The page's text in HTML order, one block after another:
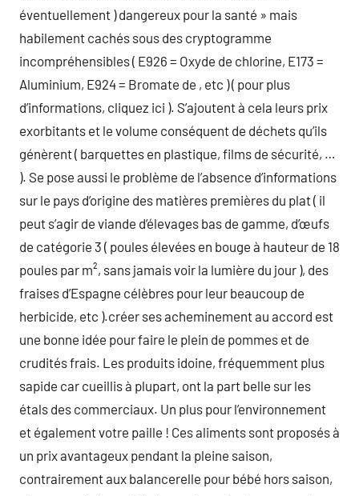
éventuellement ) dangereux pour la santé » mais
habilement cachés sous des cryptogramme
incompréhensibles ( E926 = Oxyde de chlorine, E173 =
Aluminium, E924 = Bromate de , etc ) ( pour plus
d’informations, cliquez ici ). S’ajoutent à cela leurs prix
exorbitants et le volume conséquent de déchets qu’ils
génèrent ( barquettes en plastique, films de sécurité, …
). Se pose aussi le problème de l’absence d’informations
sur le pays d’origine des matières premières du plat ( il
peut s’agir de viande d’élevages bas de gamme, d’œufs
de catégorie 3 ( poules élevées en bouge à hauteur de 18
poules par m², sans jamais voir la lumière du jour ), des
fraises d’Espagne célèbres pour leur beaucoup de
herbicide, etc ).créer ses acheminement au accord est
une bonne idée pour faire le plein de pommes et de
crudités frais. Les produits idoine, fréquemment plus
sapide car cueillis à plupart, ont la part belle sur les
étals des commerciaux. Un plus pour l’environnement
et également votre paille ! Ces aliments sont proposés à
un prix avantageux pendant la pleine saison,
contrairement aux balancerelle pour bébé hors saison,